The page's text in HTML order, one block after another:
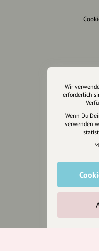
Wir
Wir
erforderlich
Wenn Du
verwenden